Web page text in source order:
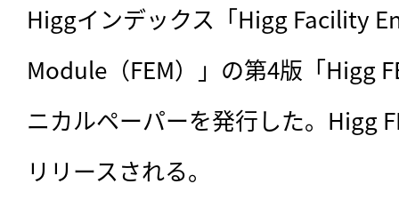
Higgインデックス「Higg Facility
Module（FEM）」の第4版「Higg
ニカルペーパーを発行した。Higg
リリースされる。